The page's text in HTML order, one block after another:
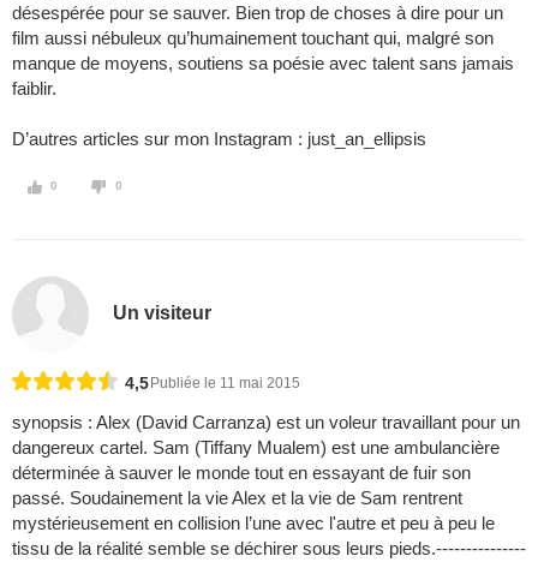
désespérée pour se sauver. Bien trop de choses à dire pour un
film aussi nébuleux qu’humainement touchant qui, malgré son
manque de moyens, soutiens sa poésie avec talent sans jamais
faiblir.
D’autres articles sur mon Instagram : just_an_ellipsis
0 0
Un visiteur
4,5 Publiée le 11 mai 2015
synopsis : Alex (David Carranza) est un voleur travaillant pour un
dangereux cartel. Sam (Tiffany Mualem) est une ambulancière
déterminée à sauver le monde tout en essayant de fuir son
passé. Soudainement la vie Alex et la vie de Sam rentrent
mystérieusement en collision l’une avec l'autre et peu à peu le
tissu de la réalité semble se déchirer sous leurs pieds.---------------